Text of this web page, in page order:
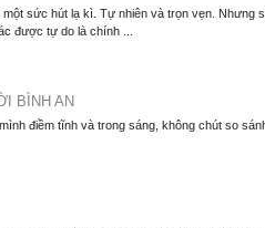
một sức hút lạ kì. Tự nhiên và trọn vẹn. Nhưng
được tự do là chính ...
BÌNH AN
điềm tĩnh và trong sáng, không chút so